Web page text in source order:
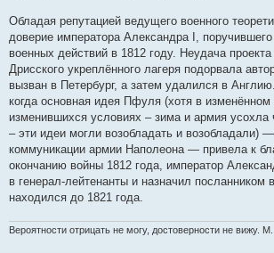
Обладая репутацией ведущего военного
доверие императора Александра I,
военных действий в 1812 году. Неудача
Дрисского укреплённого лагеря подорвала
вызван в Петербург, а затем удалился в
когда основная идея Пфуля (хотя в изменённом
изменившихся условиях – зима и армия усохла
– эти идеи могли возобладать и возобладали)
коммуникации армии Наполеона — привела к
окончанию войны 1812 года, император
в генерал-лейтенанты и назначил посланником в
находился до 1821 года.
Вероятности отрицать не могу, достоверности не вижу.